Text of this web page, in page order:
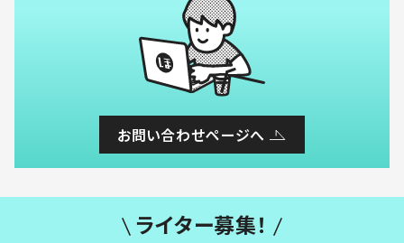
お問い合わせページへ
ライター募集！